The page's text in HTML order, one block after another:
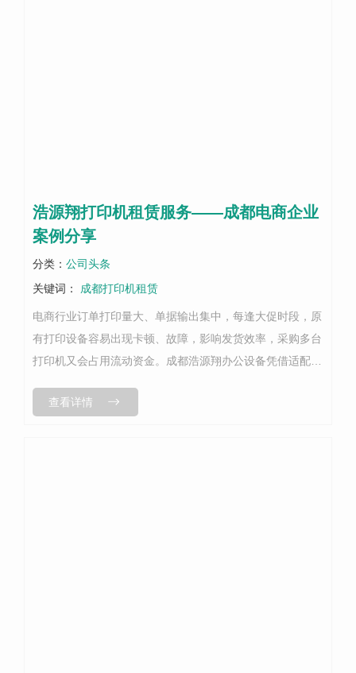
浩源翔打印机租赁服务——成都电商企业
案例分享
分类： 公司头条
关键词：
成都打印机租赁
电商行业订单打印量大、单据输出集中，每逢大促时段，原
有打印设备容易出现卡顿、故障，影响发货效率，采购多台
打印机又会占用流动资金。成都浩源翔办公设备凭借适配电
产业园商家，本文分享真实落地案例...
查看详情